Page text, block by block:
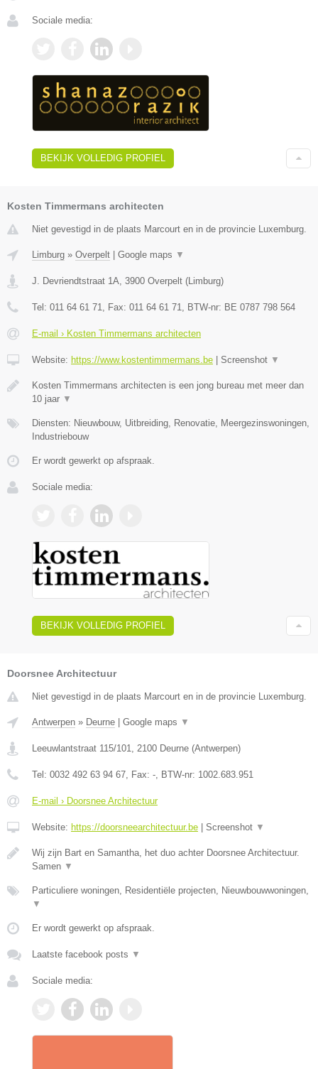
Sociale media:
BEKIJK VOLLEDIG PROFIEL
Kosten Timmermans architecten
Niet gevestigd in de plaats Marcourt en in de provincie Luxemburg.
Limburg » Overpelt Google maps ▼
J. Devriendtstraat 1A, 3900 Overpelt (Limburg)
Tel: 011 64 61 71, Fax: 011 64 61 71, BTW-nr: BE 0787 798 564
E-mail › Kosten Timmermans architecten
Website: https://www.kostentimmermans.be Screenshot ▼
Kosten Timmermans architecten is een jong bureau met meer dan
10 jaar ▼
Diensten: Nieuwbouw, Uitbreiding, Renovatie, Meergezinswoningen,
Industriebouw
Er wordt gewerkt op afspraak.
Sociale media:
BEKIJK VOLLEDIG PROFIEL
Doorsnee Architectuur
Niet gevestigd in de plaats Marcourt en in de provincie Luxemburg.
Antwerpen » Deurne Google maps ▼
Leeuwlantstraat 115/101, 2100 Deurne (Antwerpen)
Tel: 0032 492 63 94 67, Fax: -, BTW-nr: 1002.683.951
E-mail › Doorsnee Architectuur
Website: https://doorsneearchitectuur.be Screenshot ▼
Wij zijn Bart en Samantha, het duo achter Doorsnee Architectuur.
Samen ▼
Particuliere woningen, Residentiële projecten, Nieuwbouwwoningen,
▼
Er wordt gewerkt op afspraak.
Laatste facebook posts ▼
Sociale media: